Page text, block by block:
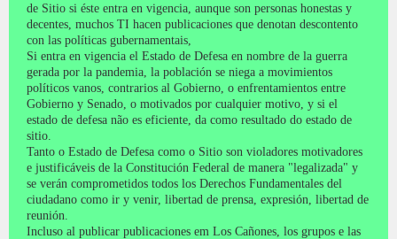
de Sitio si éste entra en vigencia, aunque son personas honestas y
decentes, muchos TI hacen publicaciones que denotan descontento
con las políticas gubernamentais,
Si entra en vigencia el Estado de Defesa en nombre de la guerra
gerada por la pandemia, la población se niega a movimientos
políticos vanos, contrarios al Gobierno, o enfrentamientos entre
Gobierno y Senado, o motivados por cualquier motivo, y si el
estado de defesa não es eficiente, da como resultado do estado de
sitio.
Tanto o Estado de Defesa como o Sitio son violadores motivadores
e justificáveis ​​de la Constitución Federal de manera "legalizada" y
se verán comprometidos todos los Derechos Fundamentales del
ciudadano como ir y venir, libertad de prensa, expresión, libertad de
reunión.
Incluso al publicar publicaciones em Los Cañones, los grupos e las